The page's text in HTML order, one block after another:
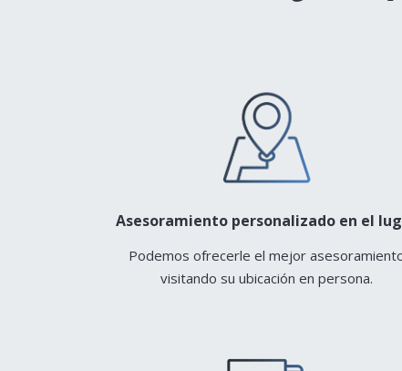
Asesoramiento personalizado en el
Podemos ofrecerle el mejor
visitando su ubicación en persona.